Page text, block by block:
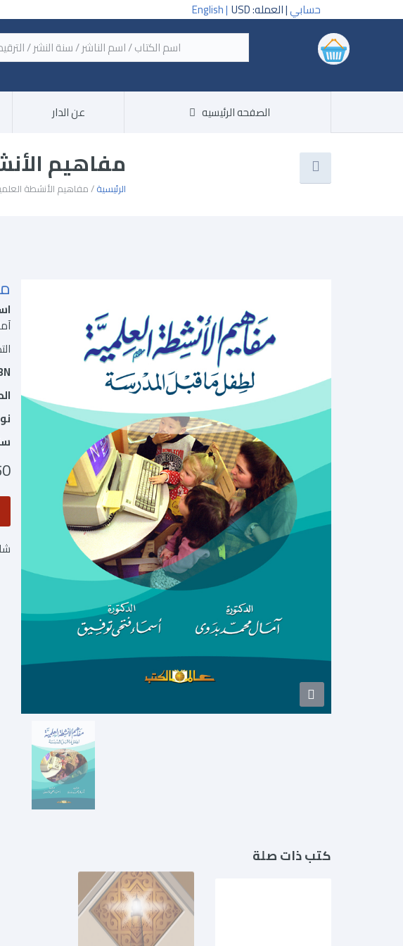
حسابي| العمله: USD
English |
‏اسم الكتاب / اسم الناشر /
عن الدار الصفحه الرئيسيه
مفاهيم
الرئيسية/ مفاهيم الأنشطة
كتب ذات صلة